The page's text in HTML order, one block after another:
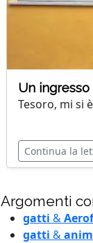
Un
Tesoro, mi si
Continua la
Argomenti
gatti &
gatti &